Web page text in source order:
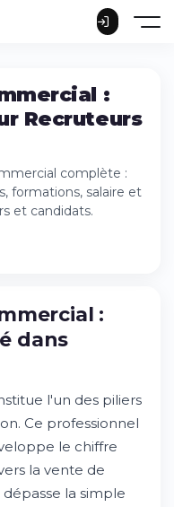
:
Recruteurs
complète :
formations, salaire et
et candidats.
et
:
:
dans
l'un des piliers
Ce professionnel
le chiffre
la vente de
la simple